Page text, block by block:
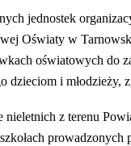
jednostek
Oświaty w
oświatowych do
dzieciom i
z terenu
prowadzonych